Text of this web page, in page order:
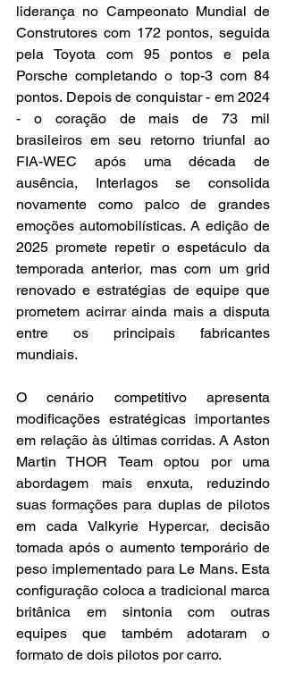
liderança no Campeonato Mundial de
Construtores com 172 pontos, seguida
pela Toyota com 95 pontos e pela
Porsche completando o top-3 com 84
pontos. Depois de conquistar - em 2024
- o coração de mais de 73 mil
brasileiros em seu retorno triunfal ao
FIA-WEC após uma década de
ausência, Interlagos se consolida
novamente como palco de grandes
emoções automobilísticas. A edição de
2025 promete repetir o espetáculo da
temporada anterior, mas com um grid
renovado e estratégias de equipe que
prometem acirrar ainda mais a disputa
entre os principais fabricantes
mundiais.
O cenário competitivo apresenta
modificações estratégicas importantes
em relação às últimas corridas. A Aston
Martin THOR Team optou por uma
abordagem mais enxuta, reduzindo
suas formações para duplas de pilotos
em cada Valkyrie Hypercar, decisão
tomada após o aumento temporário de
peso implementado para Le Mans. Esta
configuração coloca a tradicional marca
britânica em sintonia com outras
equipes que também adotaram o
formato de dois pilotos por carro.